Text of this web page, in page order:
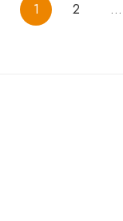
1 2 …